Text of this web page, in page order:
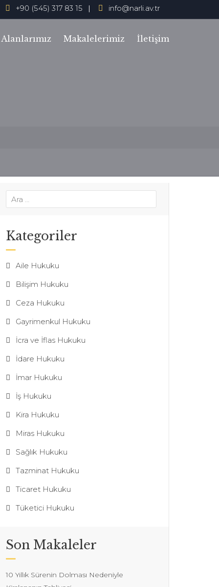
+90 (545) 317 83 15 info@narli.av.tr
Makalelerimiz İletişim
Kategoriler
Aile Hukuku
Bilişim Hukuku
Ceza Hukuku
Gayrimenkul Hukuku
İcra ve İflas Hukuku
İdare Hukuku
İmar Hukuku
İş Hukuku
Kira Hukuku
Miras Hukuku
Sağlık Hukuku
Tazminat Hukuku
Ticaret Hukuku
Tüketici Hukuku
Son Makaleler
10 Yıllık Sürenin Dolması Nedeniyle